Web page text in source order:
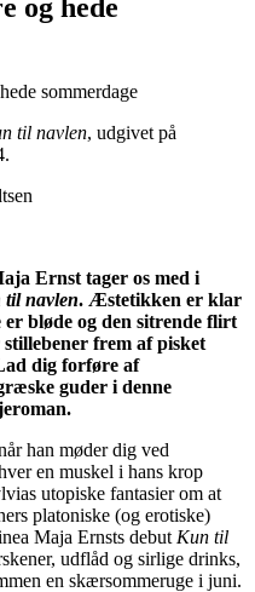
og hede
til navlen, udgivet på
Ernst tager os med i
til navlen. Æstetikken er klar
er bløde og den sitrende flirt
frem af pisket
dig forføre af
guder i denne
han møder dig ved
en muskel i hans krop
utopiske fantasier om at
platoniske (og erotiske)
Maja Ernsts debut Kun til
udflåd og sirlige drinks,
en skærsommeruge i juni.